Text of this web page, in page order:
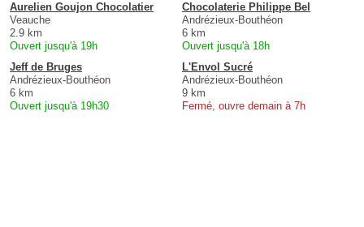
Aurelien Goujon Chocolatier
Veauche
2.9 km
Ouvert jusqu'à 19h
Chocolaterie Philippe Bel
Andrézieux-Bouthéon
6 km
Ouvert jusqu'à 18h
Jeff de Bruges
Andrézieux-Bouthéon
6 km
Ouvert jusqu'à 19h30
L'Envol Sucré
Andrézieux-Bouthéon
9 km
Fermé, ouvre demain à 7h